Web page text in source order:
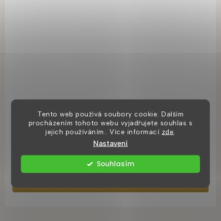
Tento web používá soubory cookie. Dalším
procházením tohoto webu vyjadřujete souhlas s
jejich používáním.. Více informací zde
Nastavení
Souhlasím
Skladem ihned k odeslání
139 Kč